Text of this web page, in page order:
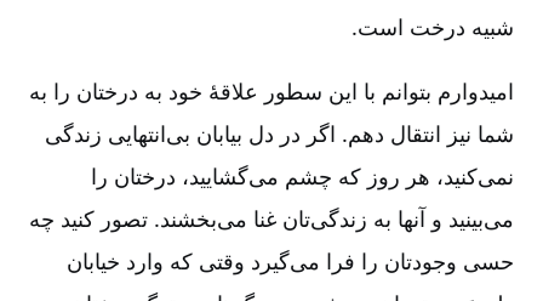
شبیه درخت است.
امیدوارم بتوانم با این سطور علاقۀ خود به درختان را به
شما نیز انتقال دهم. اگر در دل بیابان بی‌انتهایی زندگی
نمی‌کنید، هر روز که چشم می‌گشایید، درختان را
می‌بینید و آنها به زندگی‌تان غنا می‌بخشند. تصور کنید چه
حسی وجودتان را فرا می‌گیرد وقتی که وارد خیابان